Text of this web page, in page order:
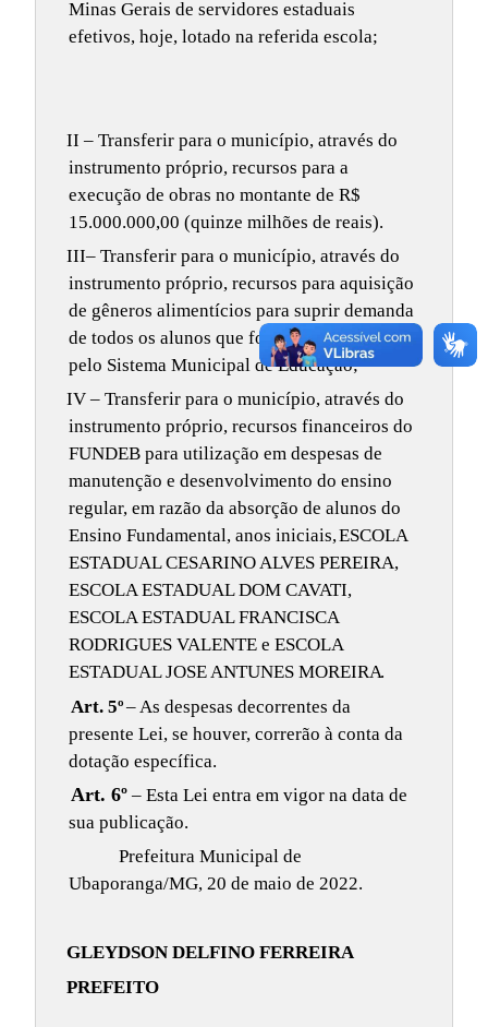
Minas Gerais de servidores estaduais
efetivos, hoje, lotado na referida escola;
II – Transferir para o município, através do
instrumento próprio, recursos para a
execução de obras no montante de R$
15.000.000,00 (quinze milhões de reais).
III– Transferir para o município, através do
instrumento próprio, recursos para aquisição
de gêneros alimentícios para suprir demanda
de todos os alunos que forem absorvidos
pelo Sistema Municipal de Educação;
IV – Transferir para o município, através do
instrumento próprio, recursos financeiros do
FUNDEB para utilização em despesas de
manutenção e desenvolvimento do ensino
regular, em razão da absorção de alunos do
Ensino Fundamental, anos iniciais,ESCOLA
ESTADUAL CESARINO ALVES PEREIRA,
ESCOLA ESTADUAL DOM CAVATI,
ESCOLA ESTADUAL FRANCISCA
RODRIGUES VALENTE e ESCOLA
ESTADUAL JOSE ANTUNES MOREIRA.
Art. 5º– As despesas decorrentes da
presente Lei, se houver, correrão à conta da
dotação específica.
Art. 6º– Esta Lei entra em vigor na data de
sua publicação.
Prefeitura Municipal de
Ubaporanga/MG, 20 de maio de 2022.
GLEYDSON DELFINO FERREIRA
PREFEITO